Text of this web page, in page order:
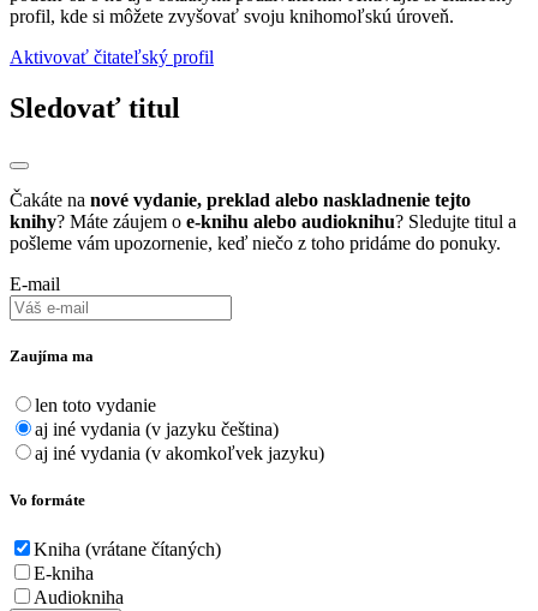
profil, kde si môžete zvyšovať svoju knihomoľskú úroveň.
Aktivovať čitateľský profil
Sledovať titul
Čakáte na nové vydanie, preklad alebo naskladnenie tejto
knihy? Máte záujem o e-knihu alebo audioknihu? Sledujte titul a
pošleme vám upozornenie, keď niečo z toho pridáme do ponuky.
E-mail
Zaujíma ma
len toto vydanie
aj iné vydania (v jazyku čeština)
aj iné vydania (v akomkoľvek jazyku)
Vo formáte
Kniha (vrátane čítaných)
E-kniha
Audiokniha